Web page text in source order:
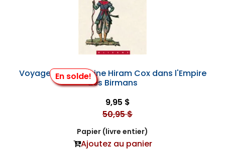
En solde!
Voyage du Capitaine Hiram Cox dans l'Empire
des Birmans
9,95 $
50,95 $
Papier (livre entier)
Ajoutez au panier